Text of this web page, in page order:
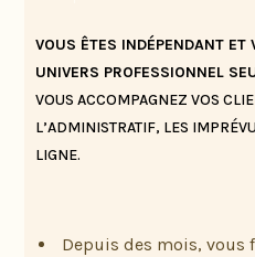
VOUS ÊTES INDÉPENDANT ET
UNIVERS PROFESSIONNEL
VOUS ACCOMPAGNEZ VOS
L’ADMINISTRATIF, LES
LIGNE.
Depuis des mois, vous